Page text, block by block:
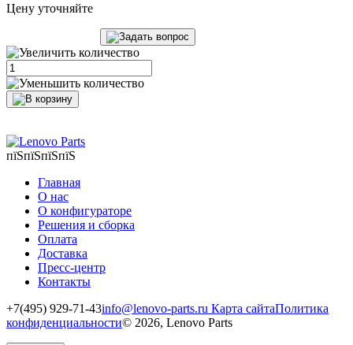
Цену уточняйте
пїЅпїЅпїЅпїЅ
Главная
О нас
О конфигураторе
Решения и сборка
Оплата
Доставка
Пресс-центр
Контакты
+7(495) 929-71-43info@lenovo-parts.ru Карта сайтаПолитика
конфиденциальности© 2026, Lenovo Parts